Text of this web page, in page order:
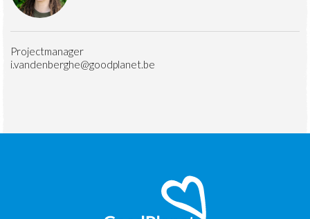
Projectmanager
i.vandenberghe@goodplanet.be